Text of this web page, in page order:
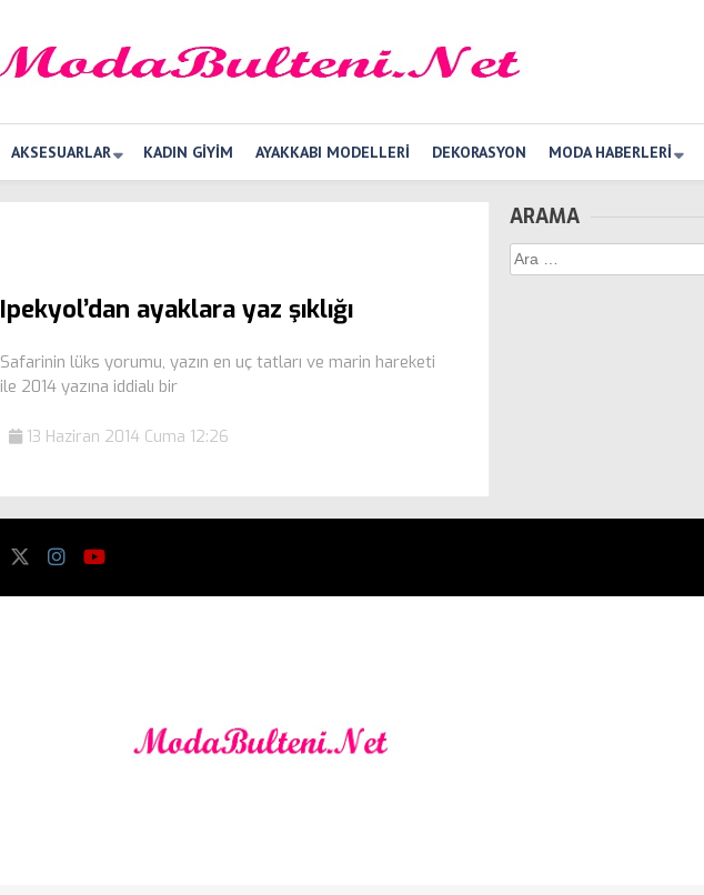
AKSESUARLAR KADIN GIYIM AYAKKABI MODELLERI DEKORASYON MODA HABERLERI
Ipekyol’dan ayaklara yaz şıklığı
Safarinin lüks yorumu, yazın en uç tatları ve marin hareketi
ile 2014 yazına iddialı bir
13 Haziran 2014 Cuma 12:26
ARAMA
Arama: